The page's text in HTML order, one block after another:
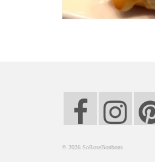
© 2026 SoRoseBonbons